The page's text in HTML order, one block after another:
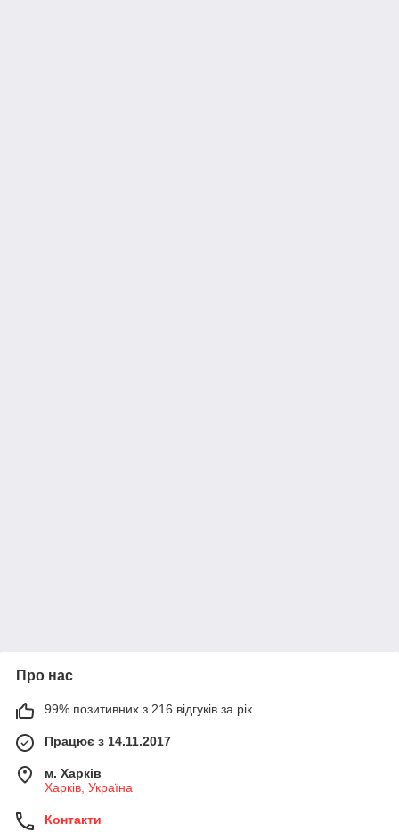
Про нас
99% позитивних з 216 відгуків за рік
Працює з 14.11.2017
м. Харків
Харків, Україна
Контакти